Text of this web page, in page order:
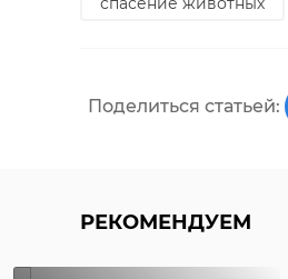
Поделиться статьей:
РЕКОМЕНДУЕМ